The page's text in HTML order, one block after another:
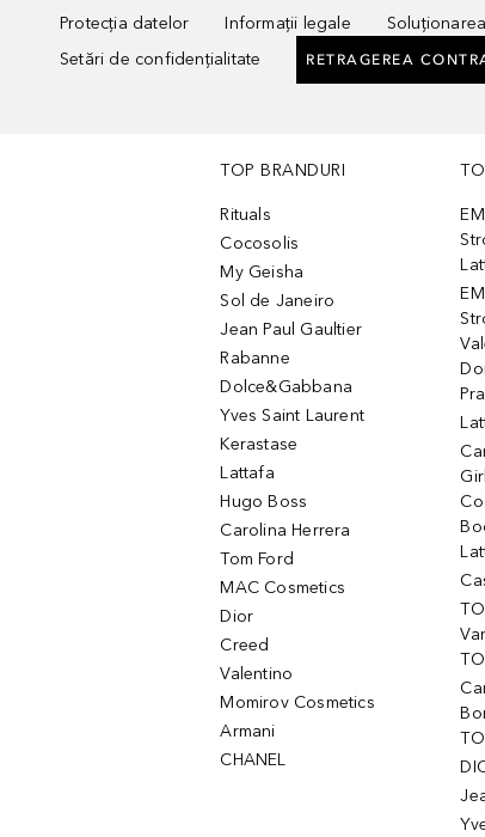
Protecția datelor Informații legale
Setări de confidențialitate
RETRAGEREA
TOP BRANDURI
Rituals
Cocosolis
My Geisha
Sol de Janeiro
Jean Paul Gaultier
Rabanne
Dolce&Gabbana
Yves Saint Laurent
Kerastase
Lattafa
Hugo Boss
Carolina Herrera
Tom Ford
MAC Cosmetics
Dior
Creed
Valentino
Momirov Cosmetics
Armani
CHANEL